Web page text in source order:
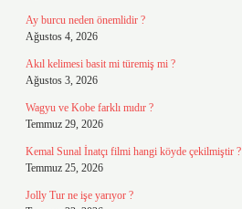
Ay burcu neden önemlidir ?
Ağustos 4, 2026
Akıl kelimesi basit mi türemiş mi ?
Ağustos 3, 2026
Wagyu ve Kobe farklı mıdır ?
Temmuz 29, 2026
Kemal Sunal İnatçı filmi hangi köyde çekilmiştir ?
Temmuz 25, 2026
Jolly Tur ne işe yarıyor ?